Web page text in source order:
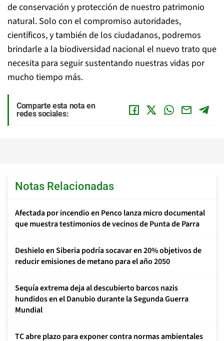
de conservación y protección de nuestro patrimonio
natural. Solo con el compromiso autoridades,
científicos, y también de los ciudadanos, podremos
brindarle a la biodiversidad nacional el nuevo trato que
necesita para seguir sustentando nuestras vidas por
mucho tiempo más.
Comparte esta nota en
redes sociales:
Notas Relacionadas
Afectada por incendio en Penco lanza micro documental
que muestra testimonios de vecinos de Punta de Parra
Deshielo en Siberia podría socavar en 20% objetivos de
reducir emisiones de metano para el año 2050
Sequía extrema deja al descubierto barcos nazis
hundidos en el Danubio durante la Segunda Guerra
Mundial
TC abre plazo para exponer contra normas ambientales